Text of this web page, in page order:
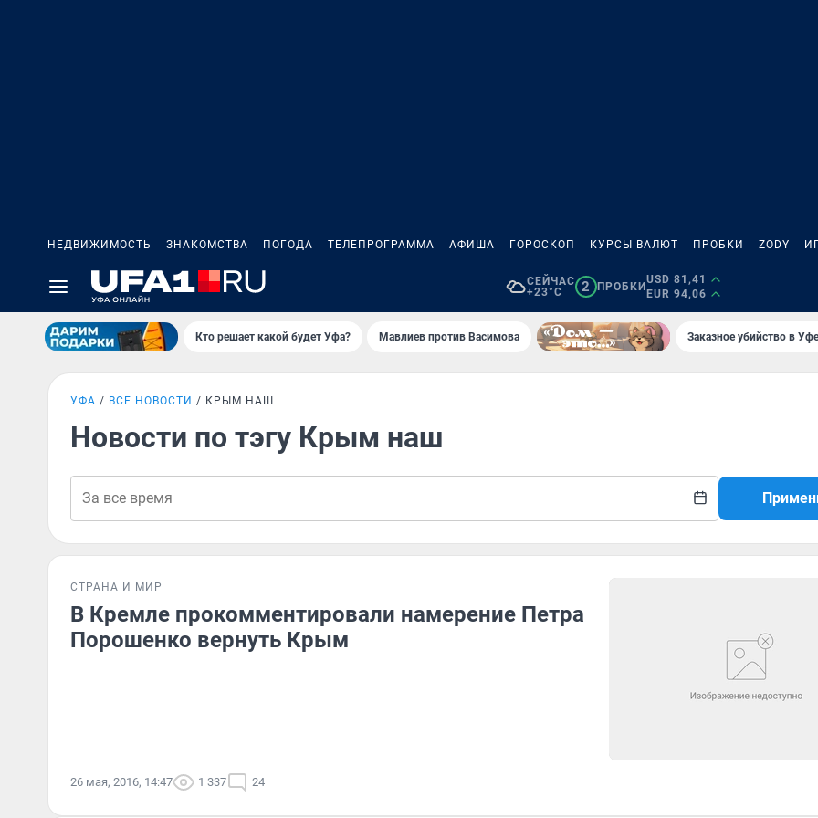
НЕДВИЖИМОСТЬ ЗНАКОМСТВА ПОГОДА ТЕЛЕПРОГРАММА АФИША ГОРОСКОП КУРСЫ ВАЛЮТ ПРОБКИ ZODY
СЕЙЧАС
+23°C
2 ПРОБКИ
USD 81,41
EUR 94,06
Кто решает какой будет Уфа? Мавлиев против Васимова Заказное убийство в
УФА ВСЕ НОВОСТИ КРЫМ НАШ
Новости по тэгу Крым наш
СТРАНА И МИР
В Кремле прокомментировали намерение Петра
Порошенко вернуть Крым
26 мая, 2016, 14:47 1 337 24